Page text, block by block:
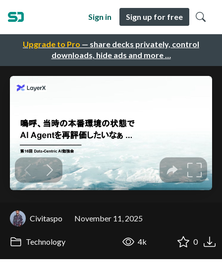
Upgrade to Pro — share decks privately, control
downloads, hide ads and more …
Sign in Sign up for free
Civitaspo November 11, 2025
Technology 4k 0